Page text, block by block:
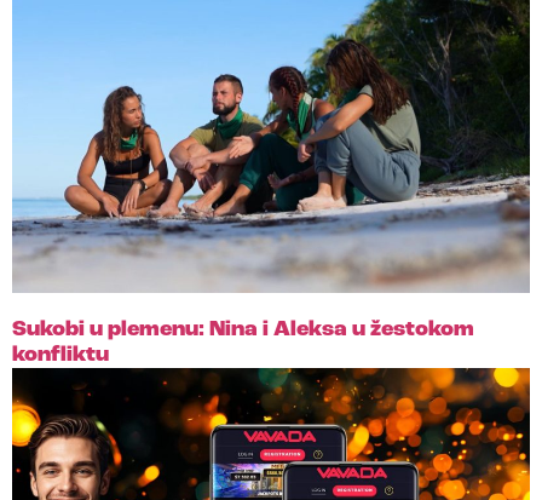
Sukobi u plemenu: Nina i Aleksa u žestokom
konfliktu